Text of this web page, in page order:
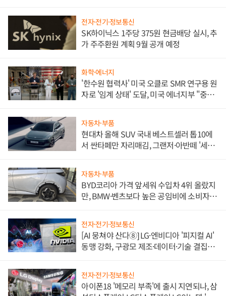
전자·전기·정보통신
SK하이닉스 1주당 375원 현금배당 실시, 추
가 주주환원 계획 9월 공개 예정
화학·에너지
'한수원 협력사' 미국 오클로 SMR 연구용 원
자로 '임계 상태' 도달, 미국 에너지부 "중요
자동차·부품
현대차 올해 SUV 국내 베스트셀러 톱10에
서 싼타페만 자리매김, 그랜저·아반떼 '세단
자동차·부품
BYD코리아 가격 앞세워 수입차 4위 올랐지
만, BMW·벤츠보다 높은 공임비에 소비자
전자·전기·정보통신
[AI 뭉쳐야 산다⑧] LG·엔비디아 '피지컬 AI'
동맹 강화, 구광모 제조·데이터·기술 결집
전자·전기·정보통신
아이폰18 '메모리 부족'에 출시 지연되나, 삼